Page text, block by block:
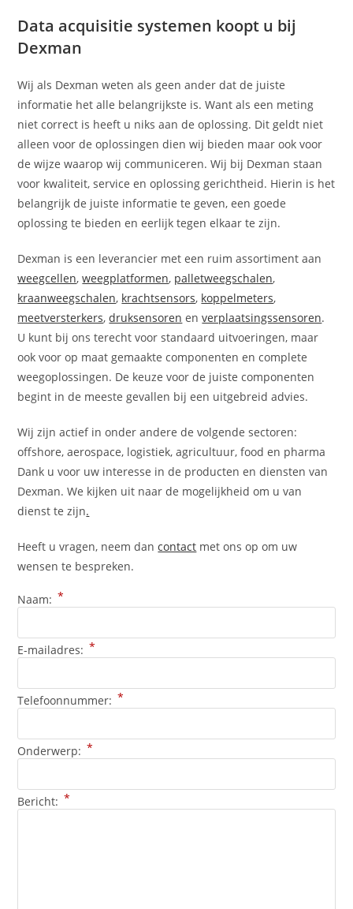
Data acquisitie systemen koopt u bij
Dexman
Wij als Dexman weten als geen ander dat de juiste
informatie het alle belangrijkste is. Want als een meting
niet correct is heeft u niks aan de oplossing. Dit geldt niet
alleen voor de oplossingen dien wij bieden maar ook voor
de wijze waarop wij communiceren. Wij bij Dexman staan
voor kwaliteit, service en oplossing gerichtheid. Hierin is het
belangrijk de juiste informatie te geven, een goede
oplossing te bieden en eerlijk tegen elkaar te zijn.
Dexman is een leverancier met een ruim assortiment aan
weegcellen,weegplatformen, palletweegschalen,
kraanweegschalen, krachtsensors, koppelmeters,
meetversterkers,druksensoren enverplaatsingssensoren.
U kunt bij ons terecht voor standaard uitvoeringen, maar
ook voor op maat gemaakte componenten en complete
weegoplossingen. De keuze voor de juiste componenten
begint in de meeste gevallen bij een uitgebreid advies.
Wij zijn actief in onder andere de volgende sectoren:
offshore, aerospace, logistiek, agricultuur, food en pharma
Dank u voor uw interesse in de producten en diensten van
Dexman. We kijken uit naar de mogelijkheid om u van
dienst te zijn.
Heeft u vragen, neem dancontact met ons op om uw
wensen te bespreken.
Naam: *
E-mailadres: *
Telefoonnummer: *
Onderwerp: *
Bericht: *